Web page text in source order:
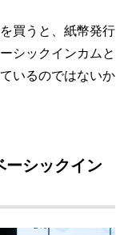
買うと、紙幣発行
シックインカムと
いるのではないか
ーシックイン